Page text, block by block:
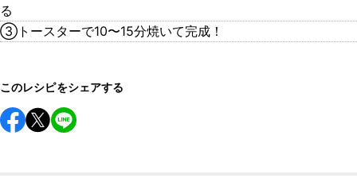
る
③トースターで10〜15分焼いて完成！
このレシピをシェアする